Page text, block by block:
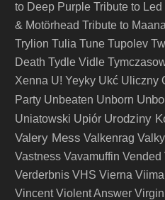
to Deep Purple Tribute to
& Motörhead Tribute to
Trylion Tulia Tune Tupolev
Death Tydle Vidle
Xenna U! Yeyky Ukć Uliczny
Party Unbeaten Unborn
Uniatowski Upiór Urodziny
Valery Mess Valkenrag
Vastness Vavamuffin Vended
Verderbnis VHS Vierna
Vincent Violent Answer